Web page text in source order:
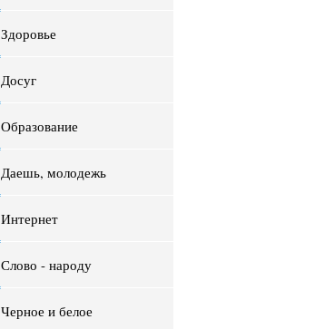
Здоровье
Досуг
Образование
Даешь, молодежь
Интернет
Слово - народу
Черное и белое